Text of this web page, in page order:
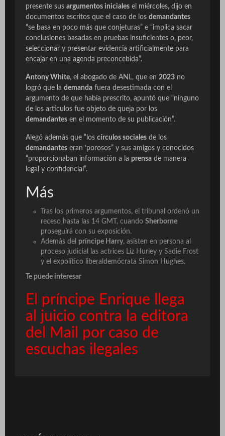
presente sus argumentos iniciales el miércoles, dijo en
documentos escritos que el caso de los demandantes
“se basa en poco más que conjeturas” e “implica sacar
conclusiones basadas en pruebas insuficientes o, peor,
seleccionar y presentar evidencia artificialmente para
encajar en una agenda preconcebida”.
Antony White, el abogado de ANL, que en 2023 no
logró que la demanda fuera desestimada con el
argumento de que había prescrito, apuntó que “ninguno
de los artículos fue objeto de queja por los
demandantes en el momento de su publicación”.
Alegó además que “los círculos sociales de los
demandantes eran ‘porosos” y sus amigos y conocidos
“proporcionaban información a la prensa de manera
legal y confidencial”.
Más
Tras los primeros argumentos, el tribunal ordenó un
receso hasta las 14 GMT, cuando Sherborne
proseguirá con su exposición.
Además del príncipe Harry, asisten en persona al
proceso judicial las actrices Liz Hurley y Sadie Frost
y el expolítico liberaldemócrata Simon Hughes.
Te puede interesar
El príncipe Enrique llega
al juicio contra la editora
del Mail por caso de
escuchas ilegales